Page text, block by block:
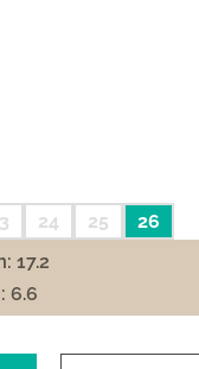
24 25
26
17.2
6.6